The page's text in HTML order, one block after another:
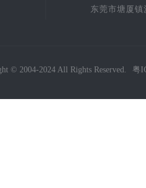
东莞市塘厦
© 2004-2024 All Rights Reserved. 粤